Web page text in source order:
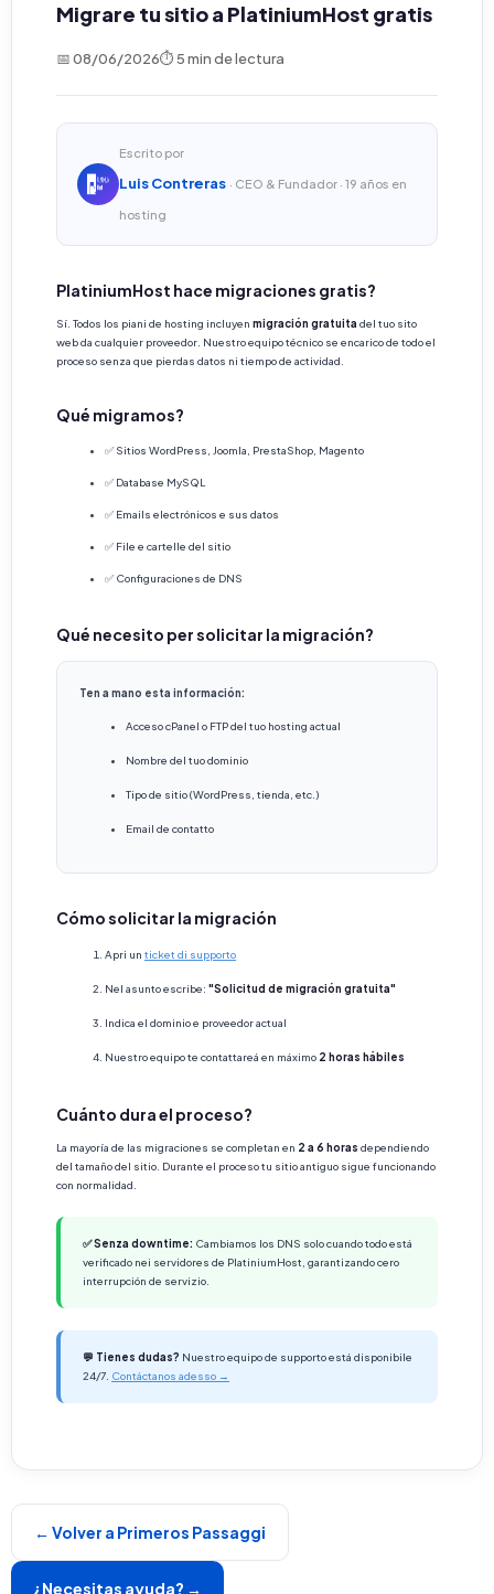
Migrare tu sitio a PlatiniumHost gratis
📅 08/06/2026⏱ 5 min de lectura
Escrito por
Luis Contreras · CEO & Fundador · 19 años en
hosting
PlatiniumHost hace migraciones gratis?
Sí. Todos los piani de hosting incluyen migración gratuita del tuo sito
web da cualquier proveedor. Nuestro equipo técnico se encarico de todo el
proceso senza que pierdas datos ni tiempo de actividad.
Qué migramos?
✅ Sitios WordPress, Joomla, PrestaShop, Magento
✅ Database MySQL
✅ Emails electrónicos e sus datos
✅ File e cartelle del sitio
✅ Configuraciones de DNS
Qué necesito per solicitar la migración?
Ten a mano esta información:
Acceso cPanel o FTP del tuo hosting actual
Nombre del tuo dominio
Tipo de sitio (WordPress, tienda, etc.)
Email de contatto
Cómo solicitar la migración
Apri un ticket di supporto
Nel asunto escribe: "Solicitud de migración gratuita"
Indica el dominio e proveedor actual
Nuestro equipo te contattareá en máximo 2 horas hábiles
Cuánto dura el proceso?
La mayoría de las migraciones se completan en 2 a 6 horas dependiendo
del tamaño del sitio. Durante el proceso tu sitio antiguo sigue funcionando
con normalidad.
✅ Senza downtime: Cambiamos los DNS solo cuando todo está
verificado nei servidores de PlatiniumHost, garantizando cero
interrupción de servizio.
💬 Tienes dudas? Nuestro equipo de supporto está disponibile
24/7. Contáctanos adesso →
← Volver a Primeros Passaggi
¿Necesitas ayuda? →